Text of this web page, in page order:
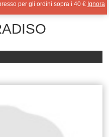
per gli ordini sopra i 40 € Ignora